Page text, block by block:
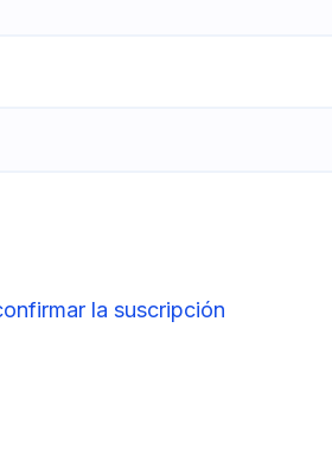
la suscripción